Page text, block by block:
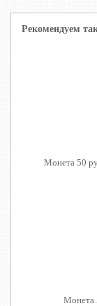
Рекомендуем
Монета 50
Монета